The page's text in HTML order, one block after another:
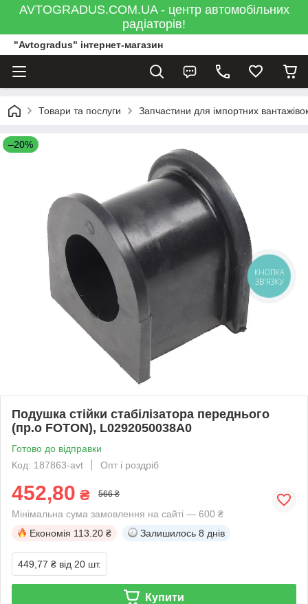
AVTOGRADUS.COM.UA - центр автомобільних
радіаторів!
"Avtogradus" інтернет-магазин
Товари та послуги Запчастини для імпортних
–20%
Подушка стійки стабілізатора переднього
(пр.о FOTON), L0292050038A0
Готово до відправки
Код: 187863-avt
Опт і роздріб
452,80 ₴ 566 ₴
Мінімальна сума замовлення на сайті — 600 ₴
Економія 113.20 ₴ Залишилось 8 днів
449,77 ₴ від 20 шт.
Купити
КНОПКА
ЗВ'ЯЗКУ